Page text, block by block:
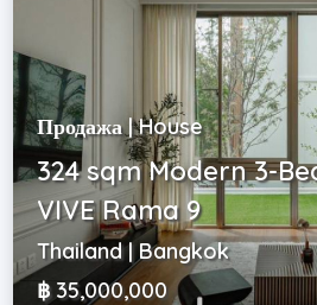
Продажа | House
324 sqm Modern 3-
VIVE Rama 9
Thailand | Bangkok
฿ 35,000,000